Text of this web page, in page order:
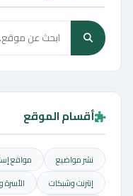
أقسام الموقع
نشر مواضيع مواقع
إنترنت وشبكات
الأسرة